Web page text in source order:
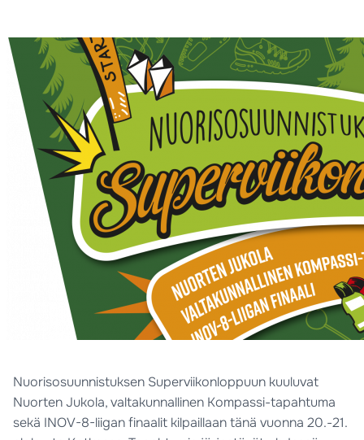
Nuorisosuunnistuksen Superviikonloppuun kuuluvat
Nuorten Jukola, valtakunnallinen Kompassi-tapahtuma
sekä INOV-8-liigan finaalit kilpaillaan tänä vuonna 20.-21.